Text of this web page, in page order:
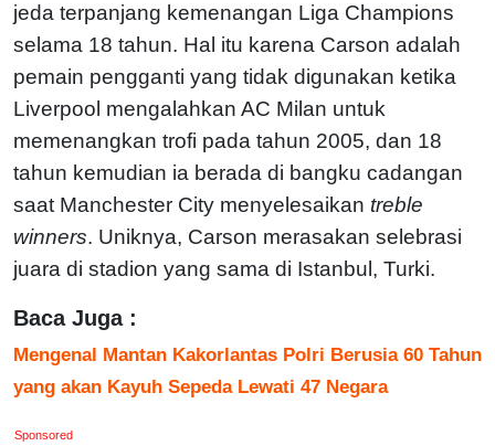
jeda terpanjang kemenangan Liga Champions
selama 18 tahun. Hal itu karena Carson adalah
pemain pengganti yang tidak digunakan ketika
Liverpool mengalahkan AC Milan untuk
memenangkan trofi pada tahun 2005, dan 18
tahun kemudian ia berada di bangku cadangan
saat Manchester City menyelesaikan treble
winners. Uniknya, Carson merasakan selebrasi
juara di stadion yang sama di Istanbul, Turki.
Baca Juga :
Mengenal Mantan Kakorlantas Polri Berusia 60 Tahun
yang akan Kayuh Sepeda Lewati 47 Negara
Sponsored